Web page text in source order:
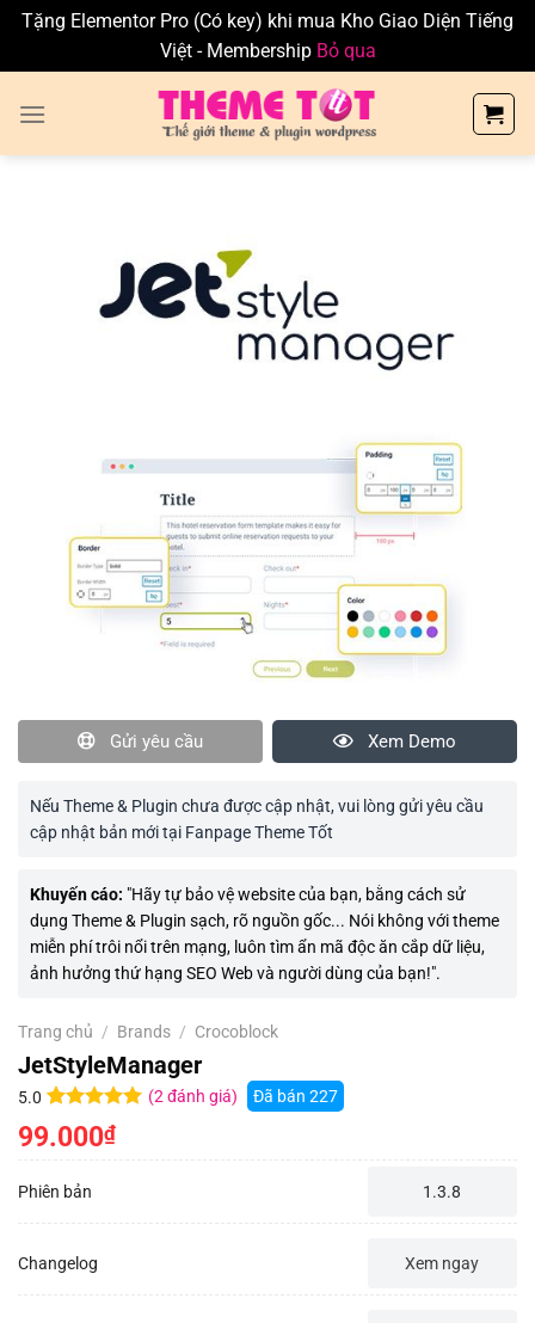
Tặng Elementor Pro (Có key) khi mua Kho Giao Diện Tiếng
Việt - Membership Bỏ qua
Gửi yêu cầu Xem Demo
Nếu Theme & Plugin chưa được cập nhật, vui lòng gửi yêu cầu
cập nhật bản mới tại Fanpage Theme Tốt
Khuyến cáo: "Hãy tự bảo vệ website của bạn, bằng cách sử
dụng Theme & Plugin sạch, rõ nguồn gốc... Nói không với theme
miễn phí trôi nổi trên mạng, luôn tìm ẩn mã độc ăn cắp dữ liệu,
ảnh hưởng thứ hạng SEO Web và người dùng của bạn!".
Trang chủ / Brands / Crocoblock
JetStyleManager
5.0
5.0 trên 5
dựa trên
(2đánh giá) Đã bán 227
99.000₫
Phiên bản 1.3.8
Changelog Xem ngay